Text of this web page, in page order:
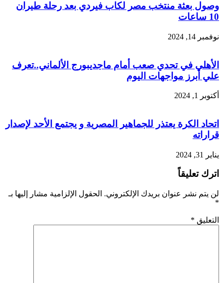
وصول بعثة منتخب مصر لكاب فيردي بعد رحلة طيران
10 ساعات
نوفمبر 14, 2024
الأهلي في تحدي صعب أمام ماجديبورج الألماني..تعرف
علي أبرز مواجهات اليوم
أكتوبر 1, 2024
اتحاد الكرة يعتذر للجماهير المصرية و يجتمع الأحد لإصدار
قراراته
يناير 31, 2024
اترك تعليقاً
لن يتم نشر عنوان بريدك الإلكتروني. الحقول الإلزامية مشار إليها بـ
*
التعليق *